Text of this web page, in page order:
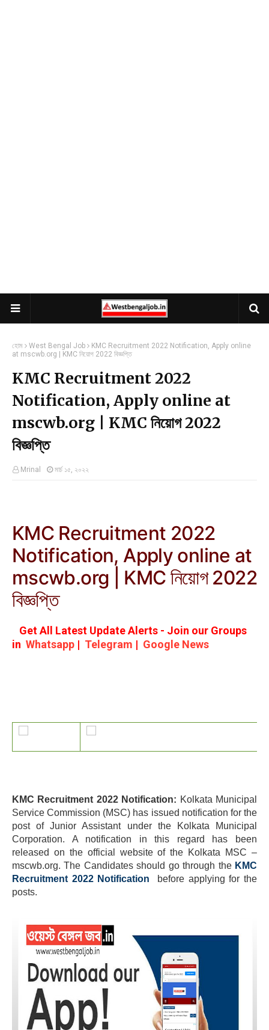
হোম West Bengal Job
KMC Recruitment 2022 Notification, Apply online
at mscwb.org | KMC নিয়োগ 2022 বিজ্ঞপ্তি
KMC Recruitment 2022
Notification, Apply online at
mscwb.org | KMC নিয়োগ 2022
বিজ্ঞপ্তি
Mrinal মার্চ ১৫, ২০২২
KMC Recruitment 2022
Notification, Apply online at
mscwb.org | KMC নিয়োগ 2022
বিজ্ঞপ্তি
Get All Latest Update Alerts - Join our Groups
in Whatsapp | Telegram | Google News
KMC Recruitment 2022 Notification: Kolkata Municipal
Service Commission (MSC) has issued notification for the
post of Junior Assistant under the Kolkata Municipal
Corporation. A notification in this regard has been
released on the official website of the Kolkata MSC –
mscwb.org. The Candidates should go through the KMC
Recruitment 2022 Notification
before applying for the
posts.